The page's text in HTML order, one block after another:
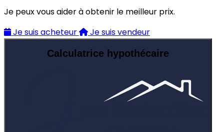
Je peux vous aider à obtenir le meilleur prix.
Je suis acheteur
Je suis vendeur
Calculatrice hypothécaire